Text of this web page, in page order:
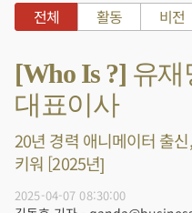
전체 활동 비전
[Who Is ?] 유
대표이사
20년 경력 애니메이터 출
키워 [2025년]
2025-04-07 08:30:00